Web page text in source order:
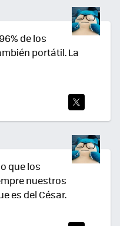
TEA
R
de los
portátil. La
TEA
R
que los
nuestros
es del César.